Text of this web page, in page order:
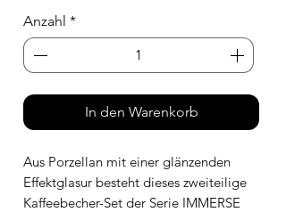
Anzahl *
In den Warenkorb
Aus Porzellan mit einer glänzenden
Effektglasur besteht dieses zweiteilige
Kaffeebecher-Set der Serie IMMERSE